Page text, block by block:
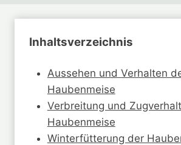
Inhaltsverzeichnis
Aussehen und Verhalten
Haubenmeise
Verbreitung und
Haubenmeise
Winterfütterung der